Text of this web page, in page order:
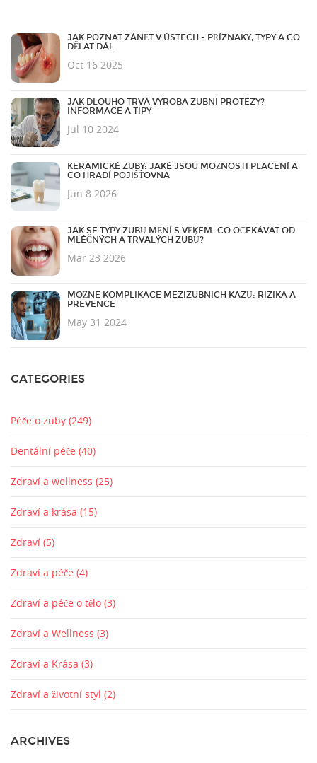
JAK POZNAT ZÁNĚT V ÚSTECH - PŘÍZNAKY, TYPY A CO
DĚLAT DÁL
Oct 16 2025
JAK DLOUHO TRVÁ VÝROBA ZUBNÍ PROTÉZY?
INFORMACE A TIPY
Jul 10 2024
KERAMICKÉ ZUBY: JAKÉ JSOU MOŽNOSTI PLACENÍ A
CO HRADÍ POJIŠŤOVNA
Jun 8 2026
JAK SE TYPY ZUBŮ MĚNÍ S VĚKEM: CO OČEKÁVAT OD
MLÉČNÝCH A TRVALÝCH ZUBŮ?
Mar 23 2026
MOŽNÉ KOMPLIKACE MEZIZUBNÍCH KAZŮ: RIZIKA A
PREVENCE
May 31 2024
CATEGORIES
Péče o zuby (249)
Dentální péče (40)
Zdraví a wellness (25)
Zdraví a krása (15)
Zdraví (5)
Zdraví a péče (4)
Zdraví a péče o tělo (3)
Zdraví a Wellness (3)
Zdraví a Krása (3)
Zdraví a životní styl (2)
ARCHIVES